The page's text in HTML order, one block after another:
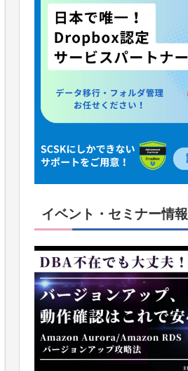
イベント・セミナー情報